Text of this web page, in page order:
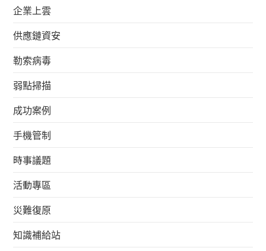
企業上雲
供應鏈資安
勒索病毒
弱點掃描
成功案例
手機管制
時事議題
活動專區
災難復原
知識補給站